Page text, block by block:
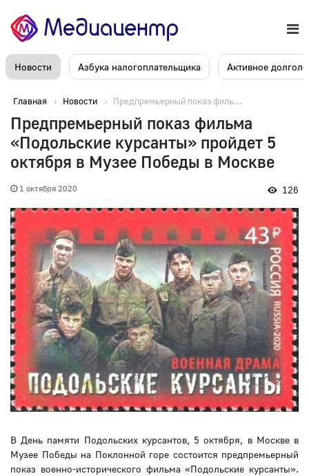
Новости Азбука налогоплательщика Активное
Главная Новости Предпремьерный показ филь...
Предпремьерный показ фильма
«Подольские курсанты» пройдет 5
октября в Музее Победы в Москве
1 октября 2020 126
В День памяти Подольских курсантов, 5 октября, в Москве в
Музее Победы на Поклонной горе состоится предпремьерный
показ военно-исторического фильма «Подольские курсанты».